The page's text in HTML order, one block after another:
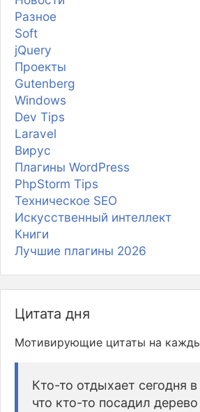
Разное
Soft
jQuery
Проекты
Gutenberg
Windows
Dev Tips
Laravel
Вирус
Плагины WordPress
PhpStorm Tips
Техническое SEO
Искусственный интеллект
Книги
Лучшие плагины 2026
Цитата дня
Мотивирующие цитаты на
Кто-то отдыхает сегодня
что кто-то посадил